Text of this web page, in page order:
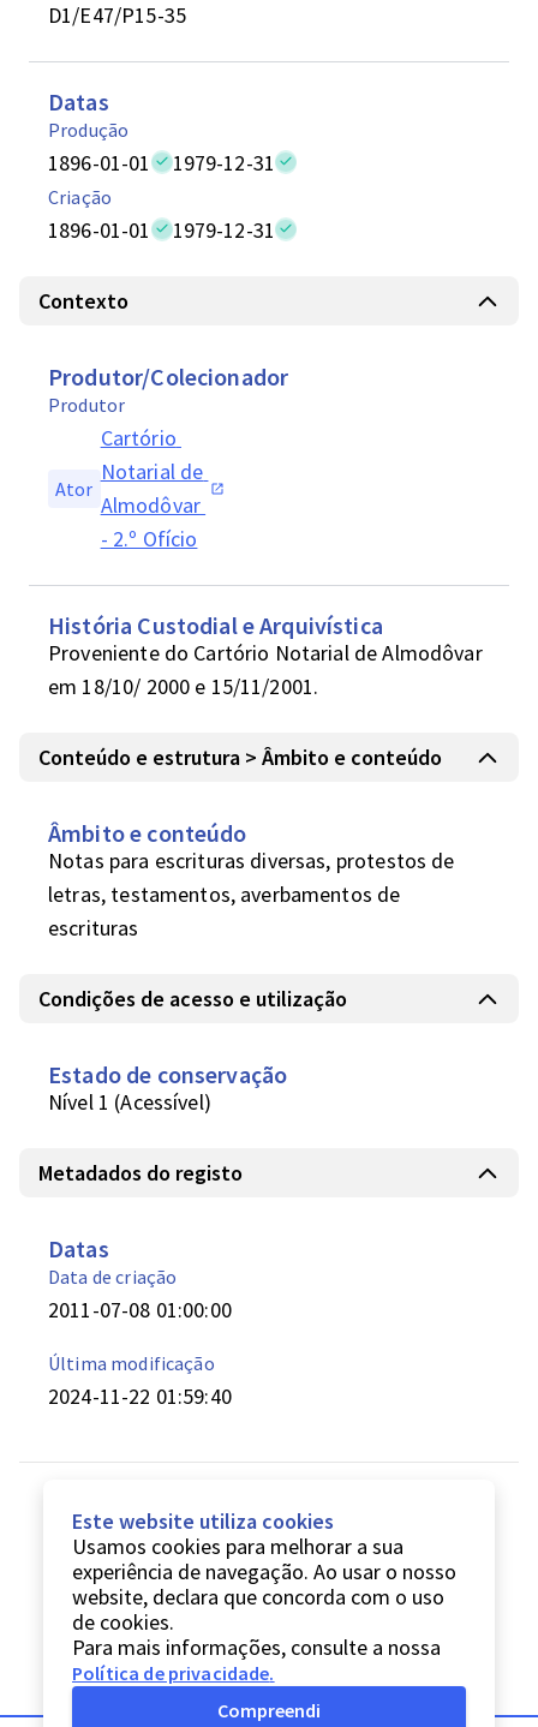
D1/E47/P15-35
Datas
Produção
1896-01-01 1979-12-31
Criação
1896-01-01 1979-12-31
Contexto
Produtor/Colecionador
Produtor
Ator
Cartório
Notarial de
Almodôvar
- 2.º Ofício
História Custodial e Arquivística
Proveniente do Cartório Notarial de Almodôvar
em 18/10/ 2000 e 15/11/2001.
Conteúdo e estrutura > Âmbito e conteúdo
Âmbito e conteúdo
Notas para escrituras diversas, protestos de
letras, testamentos, averbamentos de
escrituras
Condições de acesso e utilização
Estado de conservação
Nível 1 (Acessível)
Metadados do registo
Datas
Data de criação
2011-07-08 01:00:00
Última modificação
2024-11-22 01:59:40
Este website utiliza cookies
Usamos cookies para melhorar a sua
experiência de navegação. Ao usar o nosso
website, declara que concorda com o uso
de cookies.
Para mais informações, consulte a nossa
Política de privacidade.
Compreendi